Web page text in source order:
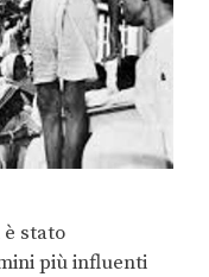
stato
più influenti